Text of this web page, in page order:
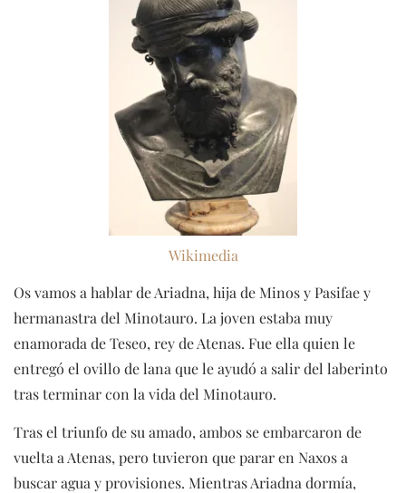
Wikimedia
Os vamos a hablar de Ariadna, hija de Minos y Pasifae y
hermanastra del Minotauro. La joven estaba muy
enamorada de Teseo, rey de Atenas. Fue ella quien le
entregó el ovillo de lana que le ayudó a salir del laberinto
tras terminar con la vida del Minotauro.
Tras el triunfo de su amado, ambos se embarcaron de
vuelta a Atenas, pero tuvieron que parar en Naxos a
buscar agua y provisiones. Mientras Ariadna dormía,